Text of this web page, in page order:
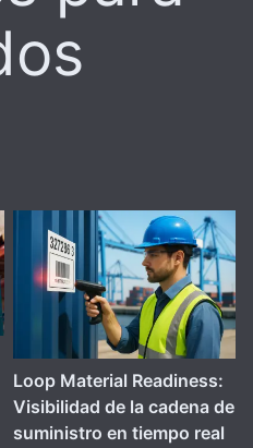
Loop Material Readiness:
Visibilidad de la cadena de
suministro en tiempo real